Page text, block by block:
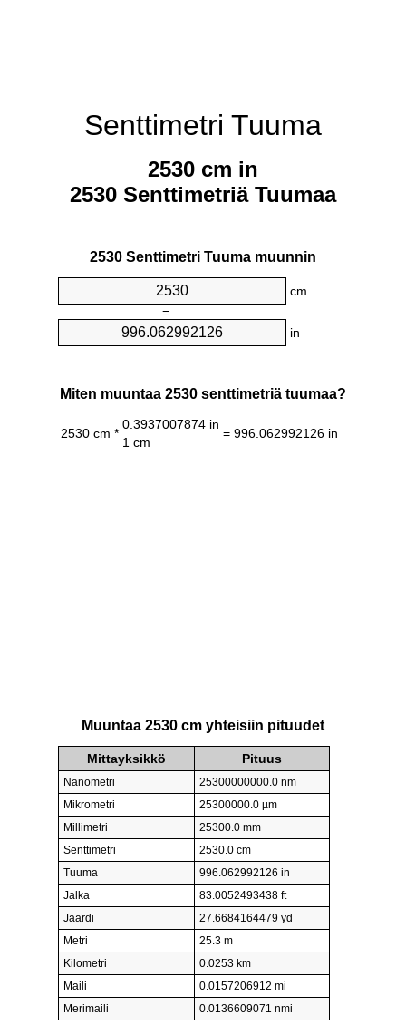
Senttimetri Tuuma
2530 cm in
2530 Senttimetriä Tuumaa
2530 Senttimetri Tuuma muunnin
cm
=
in
Miten muuntaa 2530 senttimetriä tuumaa?
2530 cm *
0.3937007874 in
= 996.062992126 in
1 cm
Muuntaa 2530 cm yhteisiin pituudet
Mittayksikkö Pituus
Nanometri
25300000000.0 nm
Mikrometri
25300000.0 µm
Millimetri
25300.0 mm
Senttimetri
2530.0 cm
Tuuma
996.062992126 in
Jalka
83.0052493438 ft
Jaardi
27.6684164479 yd
Metri
25.3 m
Kilometri
0.0253 km
Maili
0.0157206912 mi
Merimaili
0.0136609071 nmi